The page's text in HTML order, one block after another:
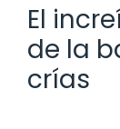
El
de la
crías